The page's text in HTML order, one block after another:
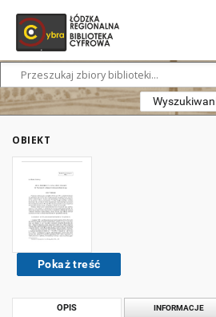
OBIEKT
Pokaż treść
OPIS INFORMACJE